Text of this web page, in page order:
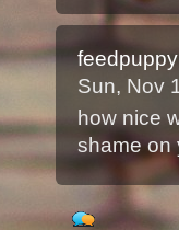
feedpuppy
Sun, Nov
how nice
shame on